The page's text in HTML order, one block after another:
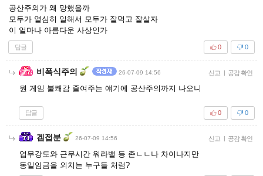
공산주의가 왜 망했을까
모두가 열심히 일해서 모두가 잘먹고 잘살자
이 얼마나 아름다운 사상인가
답글 0
0
비폭식주의 26-07-09 14:56 신고 | 공감 확인
뭔 게임 불쾌감 줄여주는 얘기에 공산주의까지 나오니
답글 0
0
겜접분 26-07-09 14:56 신고 | 공감 확인
업무강도와 근무시간 워라밸 등 존ㄴㄴ나 차이나지만
동일임금을 외치는 누구들 처럼?